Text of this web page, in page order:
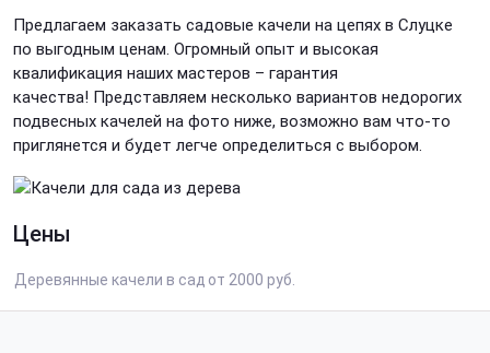
Предлагаем заказать садовые качели на цепях в Слуцке
по выгодным ценам. Огромный опыт и высокая
квалификация наших мастеров – гарантия
качества! Представляем несколько вариантов недорогих
подвесных качелей на фото ниже, возможно вам что-то
приглянется и будет легче определиться с выбором.
Цены
Деревянные качели в сад от 2000 руб.